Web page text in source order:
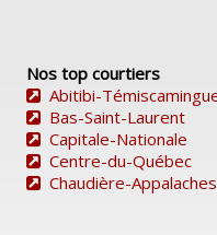
Nos top courtiers
Abitibi-
Bas-Saint-Laurent
Capitale-Nationale
Centre-du-Québec
Chaudière-Appalaches